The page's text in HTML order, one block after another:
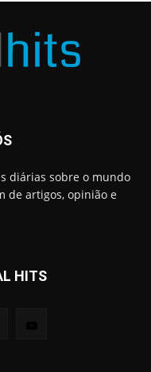
diárias sobre o mundo
de artigos, opinião e
HITS